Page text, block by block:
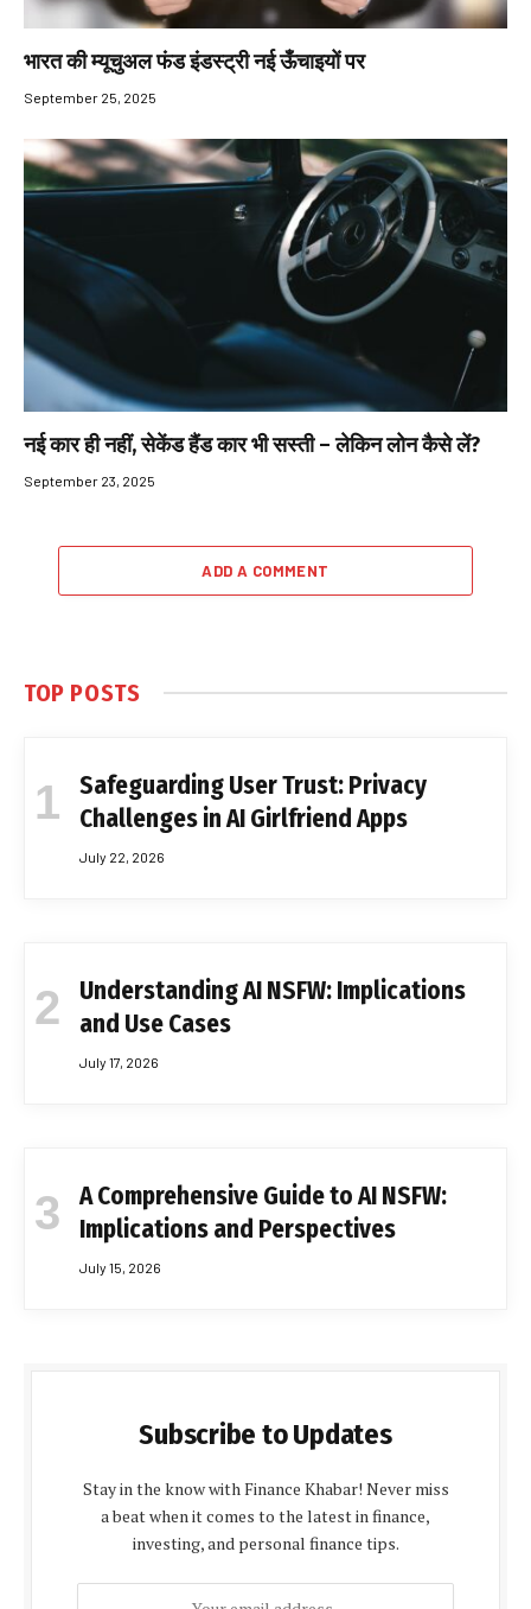
भारत की म्यूचुअल फंड इंडस्ट्री नई ऊँचाइयों पर
September 25, 2025
नई कार ही नहीं, सेकेंड हैंड कार भी सस्ती – लेकिन लोन कैसे लें?
September 23, 2025
ADD A COMMENT
TOP POSTS
Safeguarding User Trust: Privacy
Challenges in AI Girlfriend Apps
July 22, 2026
Understanding AI NSFW: Implications
and Use Cases
July 17, 2026
A Comprehensive Guide to AI NSFW:
Implications and Perspectives
July 15, 2026
Subscribe to Updates
Stay in the know with Finance Khabar! Never miss
a beat when it comes to the latest in finance,
investing, and personal finance tips.